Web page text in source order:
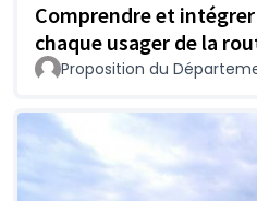
Comprendre et
chaque usager de la
Proposition du